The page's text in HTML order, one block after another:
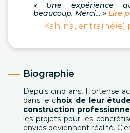
« Une expérience
beaucoup. Merci… » Lire
Kahina, entrainé(e)
Biographie
Depuis cinq ans, Hortense
dans le choix de leur
construction
les projets pour les
envies deviennent réalité.